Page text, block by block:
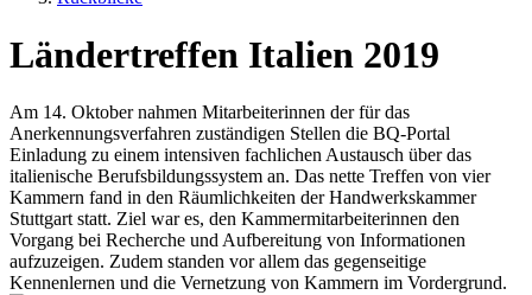
Ländertreffen Italien 2019
Am 14. Oktober nahmen Mitarbeiterinnen der für das
Anerkennungsverfahren zuständigen Stellen die BQ-Portal
Einladung zu einem intensiven fachlichen Austausch über das
italienische Berufsbildungssystem an. Das nette Treffen von vier
Kammern fand in den Räumlichkeiten der Handwerkskammer
Stuttgart statt. Ziel war es, den Kammermitarbeiterinnen den
Vorgang bei Recherche und Aufbereitung von Informationen
aufzuzeigen. Zudem standen vor allem das gegenseitige
Kennenlernen und die Vernetzung von Kammern im Vordergrund.